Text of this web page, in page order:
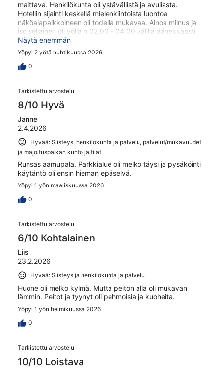
maittava. Henkilökunta oli ystävällistä ja avuliasta.
Hotellin sijainti keskellä mielenkiintoista luontoa
näköalapaikkoineen oli todella mukavaa. Ainoa miinus ja
iso sellainen oli yöllä n 02.00 - 04.00 välillä äänekkäästi
kuuluva humalaisten (?) riitely naapurustohuoneesta.
Näytä enemmän
Yöpyi 2 yötä huhtikuussa 2026
0
Tarkistettu arvostelu
8/10 Hyvä
Janne
2.4.2026
Hyvää: Siisteys, henkilökunta ja palvelu, palvelut/mukavuudet
ja majoituspaikan kunto ja tilat
Runsas aamupala. Parkkialue oli melko täysi ja pysäköinti
käytäntö oli ensin hieman epäselvä.
Yöpyi 1 yön maaliskuussa 2026
0
Tarkistettu arvostelu
6/10 Kohtalainen
Liis
23.2.2026
Hyvää: Siisteys ja henkilökunta ja palvelu
Huone oli melko kylmä. Mutta peiton alla oli mukavan
lämmin. Peitot ja tyynyt oli pehmoisia ja kuoheita.
Yöpyi 1 yön helmikuussa 2026
0
Tarkistettu arvostelu
10/10 Loistava